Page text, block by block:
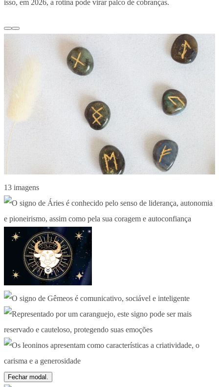
isso, em 2026, a rotina pode virar palco de cobranças.
13 imagens
Fechar modal.